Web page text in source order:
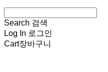
Search 검색
Log In 로그인
Cart장바구니